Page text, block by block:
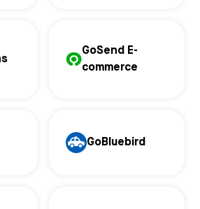
GoSend E-
commerce
GoBluebird